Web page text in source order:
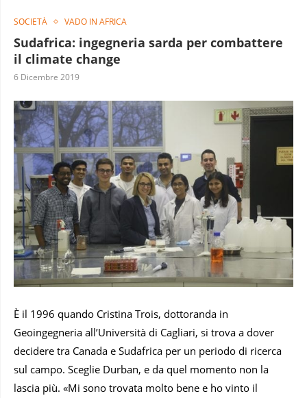
SOCIETÀ VADO IN AFRICA
Sudafrica: ingegneria sarda per combattere
il climate change
6 Dicembre 2019
È il 1996 quando Cristina Trois, dottoranda in
Geoingegneria all’Università di Cagliari, si trova a dover
decidere tra Canada e Sudafrica per un periodo di ricerca
sul campo. Sceglie Durban, e da quel momento non la
lascia più. «Mi sono trovata molto bene e ho vinto il